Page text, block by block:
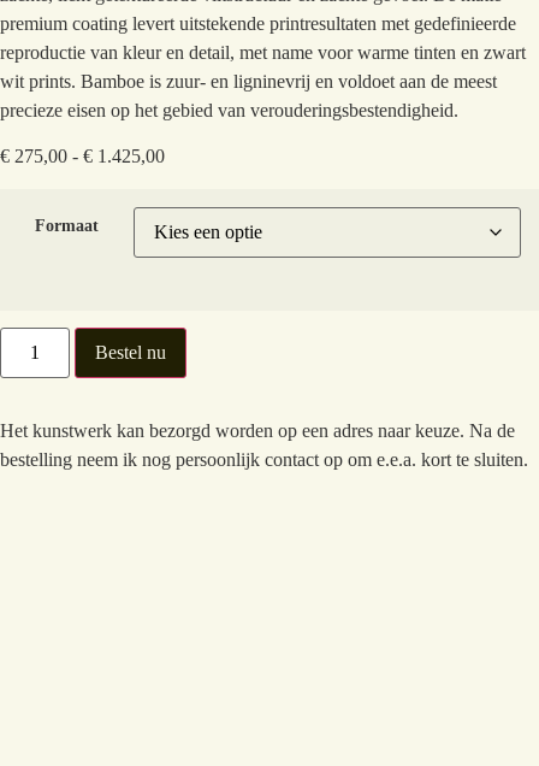
premium coating levert uitstekende printresultaten met gedefinieerde
reproductie van kleur en detail, met name voor warme tinten en zwart
wit prints. Bamboe is zuur- en ligninevrij en voldoet aan de meest
precieze eisen op het gebied van verouderingsbestendigheid.
€ 275,00 - € 1.425,00
Formaat
Bestel nu
Het kunstwerk kan bezorgd worden op een adres naar keuze. Na de
bestelling neem ik nog persoonlijk contact op om e.e.a. kort te sluiten.